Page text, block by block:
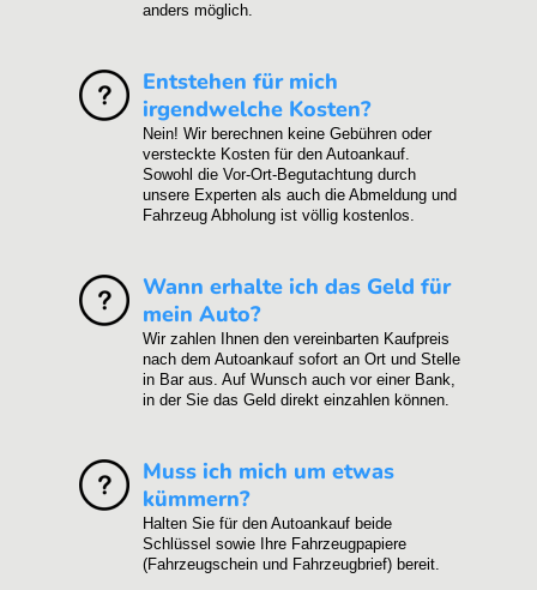
anders möglich.
Entstehen für mich
irgendwelche Kosten?
Nein! Wir berechnen keine Gebühren oder
versteckte Kosten für den Autoankauf.
Sowohl die Vor-Ort-Begutachtung durch
unsere Experten als auch die Abmeldung und
Fahrzeug Abholung ist völlig kostenlos.
Wann erhalte ich das Geld für
mein Auto?
Wir zahlen Ihnen den vereinbarten Kaufpreis
nach dem Autoankauf sofort an Ort und Stelle
in Bar aus. Auf Wunsch auch vor einer Bank,
in der Sie das Geld direkt einzahlen können.
Muss ich mich um etwas
kümmern?
Halten Sie für den Autoankauf beide
Schlüssel sowie Ihre Fahrzeugpapiere
(Fahrzeugschein und Fahrzeugbrief) bereit.